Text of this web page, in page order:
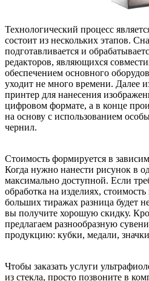
Технологический процесс
состоит из нескольких этапов.
подготавливается и
редакторов, являющихся
обеспечением основного
уходит не много времени. Далее
принтер для нанесения
цифровом формате, а в конце
на основу с использованием
чернил.
Стоимость формируется в
Когда нужно нанести рисунок в
максимально доступной. Если
обработка на изделиях,
больших тиражах разница будет
вы получите хорошую скидку.
предлагаем разнообразную
продукцию: кубки, медали,
Чтобы заказать услуги
из стекла, просто позвоните в